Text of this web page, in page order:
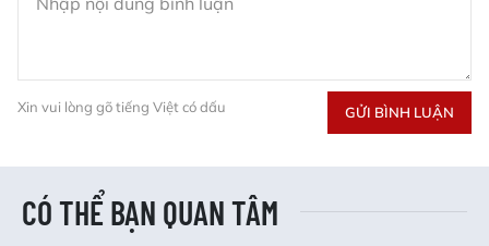
Xin vui lòng gõ tiếng Việt có dấu GỬI BÌNH LUẬN
CÓ THỂ BẠN QUAN TÂM